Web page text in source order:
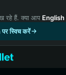
रहे हैं. क्या आप English
स्विच करें